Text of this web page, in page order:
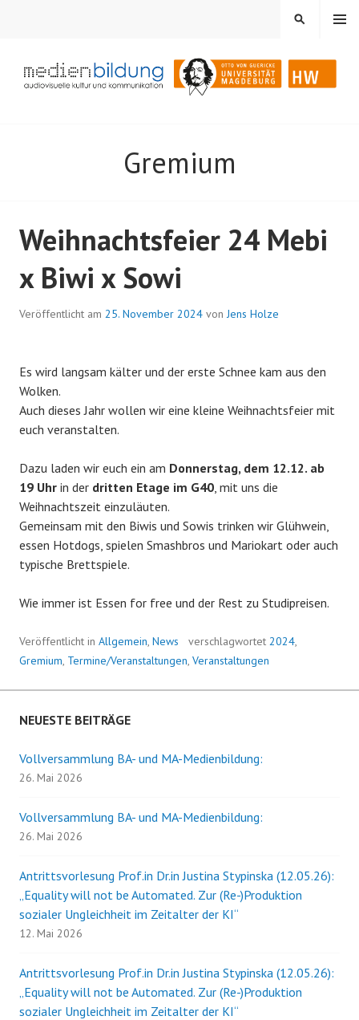
Audiovisuelle Kultur und Kommunikation
MENÜ
SUCHEN
Gremium
Weihnachtsfeier 24 Mebi
x Biwi x Sowi
Veröffentlicht am 25. November 2024 vonJens Holze
Es wird langsam kälter und der erste Schnee kam aus den
Wolken.
Auch dieses Jahr wollen wir eine kleine Weihnachtsfeier mit
euch veranstalten.
Dazu laden wir euch ein am Donnerstag, dem 12.12. ab
19 Uhr in der dritten Etage im G40 , mit uns die
Weihnachtszeit einzuläuten.
Gemeinsam mit den Biwis und Sowis trinken wir Glühwein,
essen Hotdogs, spielen Smashbros und Mariokart oder auch
typische Brettspiele.
Wie immer ist Essen for free und der Rest zu Studipreisen.
Veröffentlicht in Allgemein, News verschlagwortet 2024,
Gremium, Termine/Veranstaltungen, Veranstaltungen
NEUESTE BEITRÄGE
Vollversammlung BA- und MA-Medienbildung:
26. Mai 2026
Vollversammlung BA- und MA-Medienbildung:
26. Mai 2026
Antrittsvorlesung Prof.in Dr.in Justina Stypinska (12.05.26):
„Equality will not be Automated. Zur (Re-)Produktion
sozialer Ungleichheit im Zeitalter der KI“
12. Mai 2026
Antrittsvorlesung Prof.in Dr.in Justina Stypinska (12.05.26):
„Equality will not be Automated. Zur (Re-)Produktion
sozialer Ungleichheit im Zeitalter der KI“